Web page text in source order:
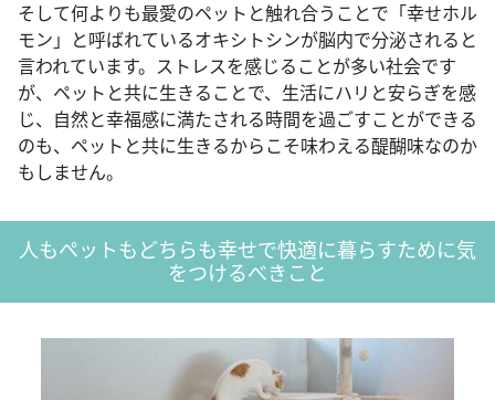
そして何よりも最愛のペットと触れ合うことで「幸せホル
モン」と呼ばれているオキシトシンが脳内で分泌されると
言われています。ストレスを感じることが多い社会です
が、ペットと共に生きることで、生活にハリと安らぎを感
じ、自然と幸福感に満たされる時間を過ごすことができる
のも、ペットと共に生きるからこそ味わえる醍醐味なのか
もしません。
人もペットもどちらも幸せで快適に暮らすために気
をつけるべきこと